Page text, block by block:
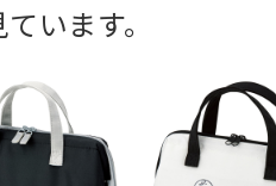
います。